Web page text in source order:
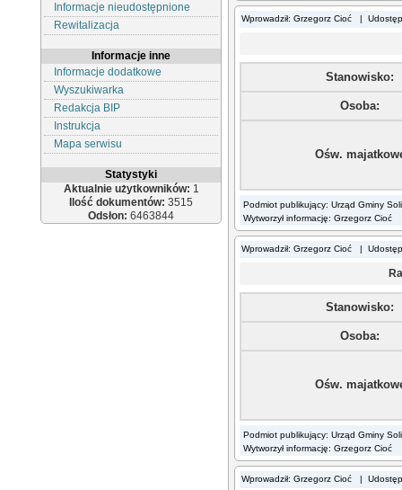
Informacje nieudostępnione
Rewitalizacja
Informacje inne
Informacje dodatkowe
Wyszukiwarka
Redakcja BIP
Instrukcja
Mapa serwisu
Statystyki
Aktualnie użytkowników: 1
Ilość dokumentów: 3515
Odsłon: 6463844
Wprowadził: Grzegorz Cioć |
Stanowisko:
Osoba:
Ośw.
Podmiot publikujący: Urząd Gminy
Wytworzył informację: Grzegorz Cioć
Wprowadził: Grzegorz Cioć |
Stanowisko:
Osoba:
Ośw.
Podmiot publikujący: Urząd Gminy
Wytworzył informację: Grzegorz Cioć
Wprowadził: Grzegorz Cioć |